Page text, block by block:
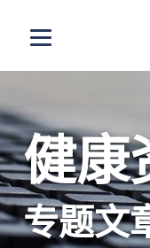
打开选单
健康
专题文